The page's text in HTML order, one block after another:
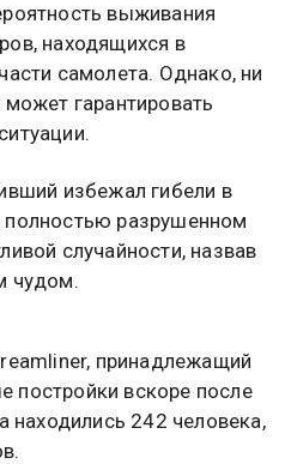
выживания
находящихся в
самолета. Однако, ни
гарантировать
избежал гибели в
разрушенном
случайности, назвав
чудом.
принадлежащий
постройки вскоре после
находились 242 человека,